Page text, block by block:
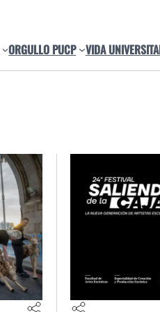
ORGULLO PUCP VIDA